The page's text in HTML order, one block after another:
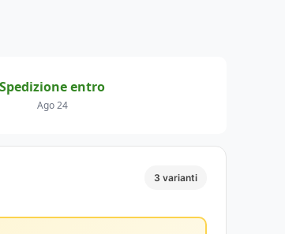
Spedizione entro
Ago 24
3 varianti